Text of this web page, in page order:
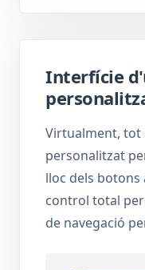
Interfície
Virtualment, tot
personalitzat
lloc dels botons
control total
de navegació